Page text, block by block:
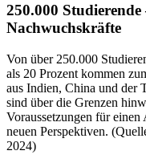
250.000
Nachwuchskräfte
Von über 250.000
als 20 Prozent kommen
aus Indien, China und der
sind über die Grenzen
Voraussetzungen für
neuen Perspektiven.
2024)